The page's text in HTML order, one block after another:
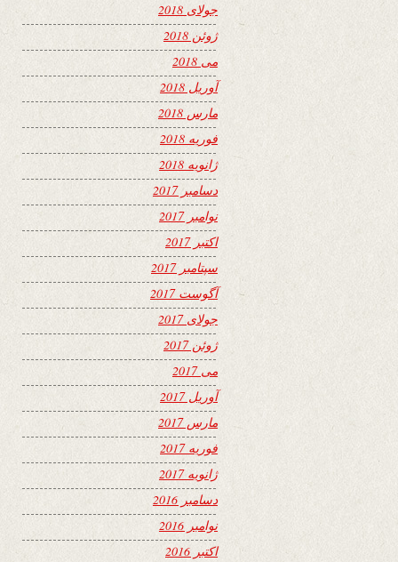
جولای 2018
ژوئن 2018
می 2018
آوریل 2018
مارس 2018
فوریه 2018
ژانویه 2018
دسامبر 2017
نوامبر 2017
اکتبر 2017
سپتامبر 2017
آگوست 2017
جولای 2017
ژوئن 2017
می 2017
آوریل 2017
مارس 2017
فوریه 2017
ژانویه 2017
دسامبر 2016
نوامبر 2016
اکتبر 2016